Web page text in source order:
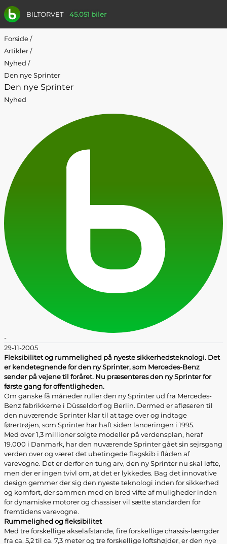
BILTORVET 45.051 biler
Forside/
Artikler/
Nyhed /
Den nye Sprinter
Den nye Sprinter
Nyhed
-
29-11-2005
Fleksibilitet og rummelighed på nyeste sikkerhedsteknologi. Det
er kendetegnende for den ny Sprinter, som Mercedes-Benz
sender på vejene til foråret. Nu præsenteres den ny Sprinter for
første gang for offentligheden.
Om ganske få måneder ruller den ny Sprinter ud fra Mercedes-
Benz fabrikkerne i Düsseldorf og Berlin. Dermed er afløseren til
den nuværende Sprinter klar til at tage over og indtage
førertrøjen, som Sprinter har haft siden lanceringen i 1995.
Med over 1,3 millioner solgte modeller på verdensplan, heraf
19.000 i Danmark, har den nuværende Sprinter gået sin sejrsgang
verden over og været det ubetingede flagskib i flåden af
varevogne. Det er derfor en tung arv, den ny Sprinter nu skal løfte,
men der er ingen tvivl om, at det er lykkedes. Bag det innovative
design gemmer der sig den nyeste teknologi inden for sikkerhed
og komfort, der sammen med en bred vifte af muligheder inden
for dynamiske motorer og chassiser vil sætte standarden for
fremtidens varevogne.
Rummelighed og fleksibilitet
Med tre forskellige akselafstande, fire forskellige chassis-længder
fra ca. 5,2 til ca. 7,3 meter og tre forskellige loftshøjder, er den nye